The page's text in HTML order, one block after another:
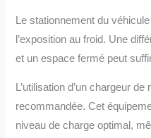
Le stationnement du
l’exposition au froid. Une
et un espace fermé peut
L’utilisation d’un chargeur
recommandée. Cet
niveau de charge optimal,